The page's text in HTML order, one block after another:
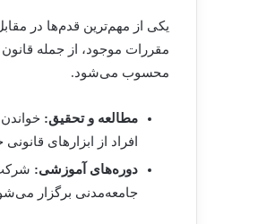
یکی از مهم‌ترین قدم‌ها در
مقررات موجود، از جمله
محسوب می‌شود.
مطالعه و تحقیق:
افراد از ابزارهای
دوره‌های آموزشی:
جامعه‌مدنی برگزار